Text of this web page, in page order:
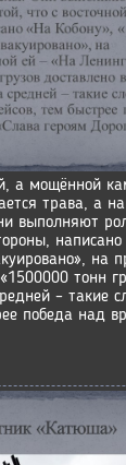
а мощённой
трава, а
выполняют
на
тонн
– такие
победа над